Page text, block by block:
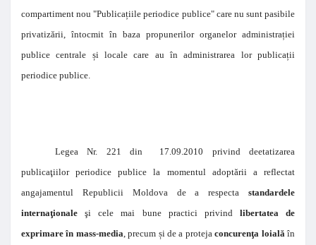
compartiment nou "Publicațiile periodice publice" care nu sunt pasibile
privatizării, întocmit în baza propunerilor organelor administrației
publice centrale și locale care au în administrarea lor publicații
periodice publice.
Legea Nr. 221 din 17.09.2010 privind deetatizarea
publicaţiilor periodice publice la momentul adoptării a reflectat
angajamentul Republicii Moldova de a respecta standardele
internaţionale şi cele mai bune practici privind libertatea de
exprimare în mass-media, precum și de a protejaconcurenţa loialăîn